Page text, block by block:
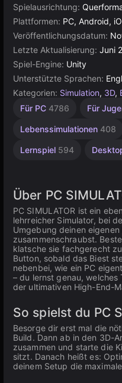
Spielausrichtung:
Plattformen: PC, Android,
Veröffentlichungsdatum:
Letzte Aktualisierung: Juni
Spiel-Engine: Unity
Unterstützte Sprachen:
Kategorien: Simulation, 3D,
Für PC 4786 Für
Lebenssimulationen 408
Lernspiel 594
Indie
Bauen
Hochwertige
Browser
Unity
3177
Über PC
PC SIMULATOR ist ein
lehrreicher Simulator, bei
Umgebung deinen
zusammenschraubst.
klatsche sie fachgerecht
Button, sobald das Biest
nebenbei, wie ein PC
– du lernst genau,
der ultimativen High-End-
So spielst du PC
Besorge dir erst mal die
Build. Dann ab in den 3D-
zusammen und starte die
sitzt. Danach heißt es:
deinem Setup die